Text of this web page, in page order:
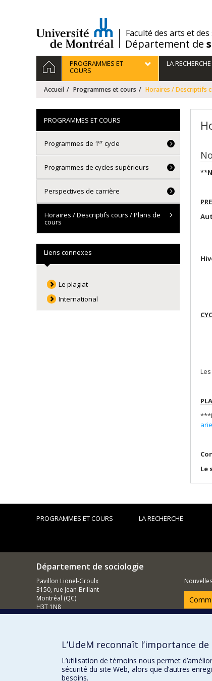
/Faculté des arts et des
Département de
Navigation
principale
ACCUEILPROGRAMMES ET
COURS
LA RECHERCHE
Accueil Programmes et cours Horaires / Descriptifs
Le
PROGRAMMES ET COURS
Programmes de 1er cycle
Programmes de cycles supérieurs
Perspectives de carrière
Horaires / Descriptifs cours / Plans de
cours
Liens connexes
Le plagiat
International
PROGRAMMES ET COURS LA RECHERCHE
Département de sociologie
Pavillon Lionel-Groulx
3150, rue Jean-Brillant
Montréal (QC)
H3T 1N8
L’UdeM reconnaît l’importance
L’utilisation de témoins nous permet
sécurité du site Web, alors que d’autres
besoins.